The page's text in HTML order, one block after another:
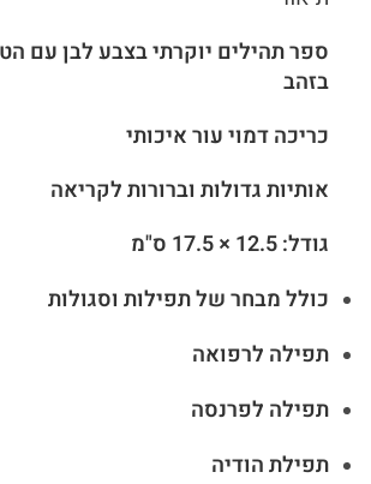
ספר תהילים יוקרתי בצבע לבן עם
בזהב
כריכה דמוי עור איכותי
אותיות גדולות וברורות לקריאה
גודל: 12.5 × 17.5 ס"מ
כולל מבחר של תפילות וסגולות
תפילה לרפואה
תפילה לפרנסה
תפילת הודיה